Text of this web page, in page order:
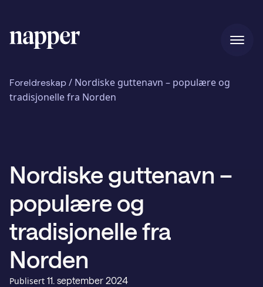
Hjem
Vår historie
Blogg
Gavekort
Foreldreskap/ Nordiske guttenavn – populære og
tradisjonelle fra Norden
Nordiske guttenavn –
populære og
tradisjonelle fra
Norden
Publisert 11. september 2024